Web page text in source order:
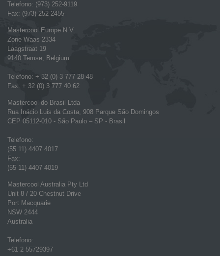
Telefono: (973) 252-9119
Fax: (973) 252-2455
Mastercool Europe N.V.
Zone Waas 2334
Laagstraat 19
9140 Temse, Belgium
Telefono: + 32 (0) 3 777 28 48
Fax: + 32 (0) 3 777 40 62
Mastercool do Brasil Ltda
Rua Inácio Luis da Costa, 908 Parque São Domingos
CEP 05112-010 - São Paulo – SP - Brasil
Telefono:
(55 11) 4407 4017
Fax:
(55 11) 4407 4019
Mastercool Australia Pty Ltd
Unit 8 / 20 Chestnut Drive
Port Macquarie
NSW 2444
Australia
Telefono:
+61 2 55729397